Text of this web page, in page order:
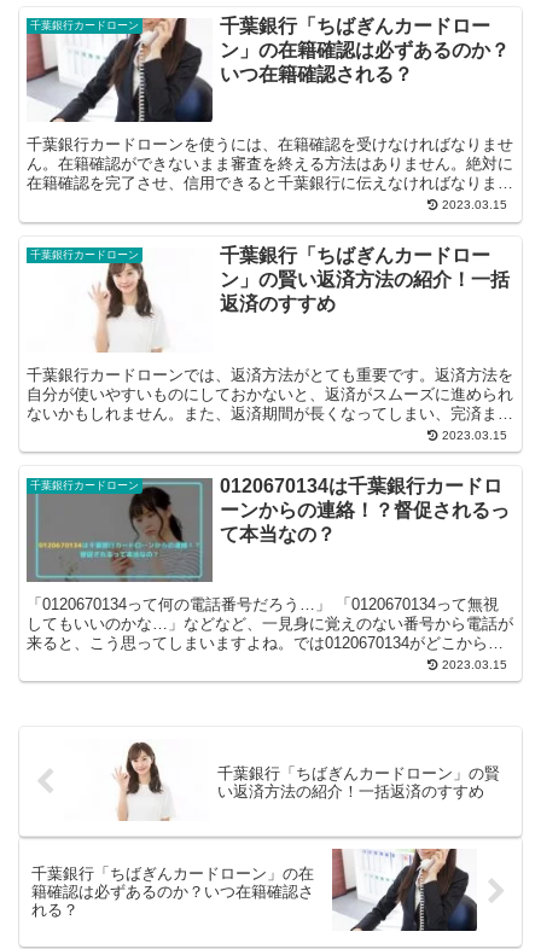
千葉銀行カードローン
千葉銀行「ちばぎんカードロー
ン」の在籍確認は必ずあるのか？
いつ在籍確認される？
千葉銀行カードローンを使うには、在籍確認を受けなければなりませ
ん。在籍確認ができないまま審査を終える方法はありません。絶対に
在籍確認を完了させ、信用できると千葉銀行に伝えなければなりませ
2023.03.15
千葉銀行カードローン
千葉銀行「ちばぎんカードロー
ン」の賢い返済方法の紹介！一括
返済のすすめ
千葉銀行カードローンでは、返済方法がとても重要です。返済方法を
自分が使いやすいものにしておかないと、返済がスムーズに進められ
ないかもしれません。また、返済期間が長くなってしまい、完済まで
2023.03.15
千葉銀行カードローン
0120670134は千葉銀行カードロ
ーンからの連絡！？督促されるっ
て本当なの？
「0120670134って何の電話番号だろう…」 「0120670134って無視
してもいいのかな…」などなど、一見身に覚えのない番号から電話が
来ると、こう思ってしまいますよね。では0120670134がどこからの
2023.03.15
千葉銀行「ちばぎんカードローン」の賢
い返済方法の紹介！一括返済のすすめ
千葉銀行「ちばぎんカードローン」の在
籍確認は必ずあるのか？いつ在籍確認さ
れる？